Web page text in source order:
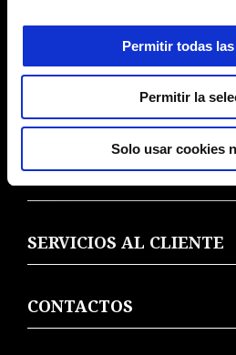
Permitir todas
Permitir la
Solo usar cookies
PROMOCIONES
ACCESORIOS Y ROPA
MOTO GUZZI MUNDO
SERVICIOS AL CLIENTE
CONTACTOS